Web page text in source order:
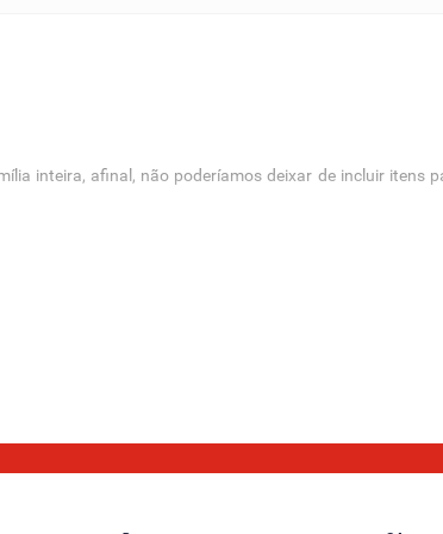
inteira, afinal, não poderíamos deixar de incluir itens
descansar nesse espaço só seu. No Supernosso
para o seu animal usar diariamente com muito conforto